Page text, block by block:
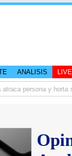
ANALISIS LIVE
persona y horta su